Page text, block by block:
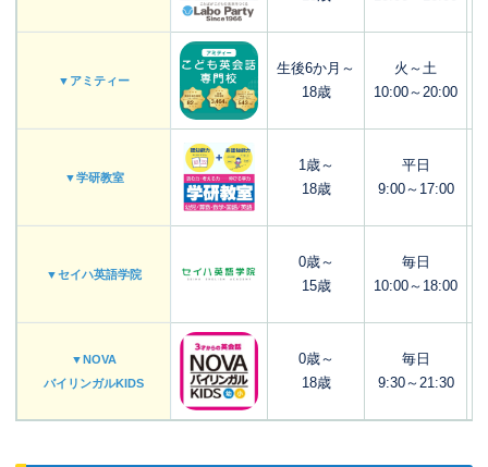
▼アミティー
生後6か月～
18歳
火～土
10:00～20:00
▼学研教室
1歳～
18歳
平日
9:00～17:00
▼セイハ英語学院
0歳～
15歳
毎日
10:00～18:00
▼NOVA
バイリンガルKIDS
0歳～
18歳
毎日
9:30～21:30